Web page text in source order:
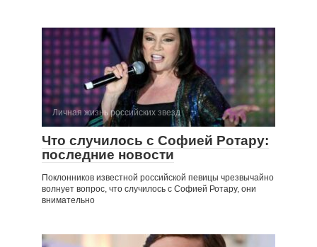
Личная жизнь российских звезд
Что случилось с Софией Ротару:
последние новости
Поклонников известной российской певицы чрезвычайно
волнует вопрос, что случилось с Софией Ротару, они
внимательно